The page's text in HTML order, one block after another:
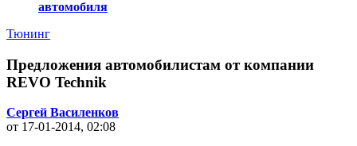
автомобиля
Тюнинг
Предложения автомобилистам от компании
REVO Technik
Сергей Василенков
от 17-01-2014, 02:08